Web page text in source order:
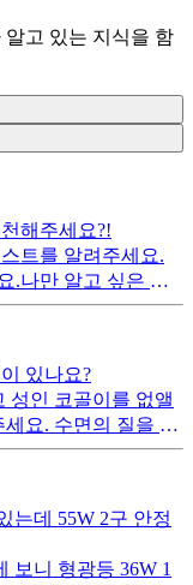
고 있는 지식을 함
해주세요?!
트를 알려주세요.
.나만 알고 싶은 관
.
있나요?
성인 코골이를 없앨
요. 수면의 질을 올
네요.
는데 55W 2구 안정
보니 형광등 36W 1